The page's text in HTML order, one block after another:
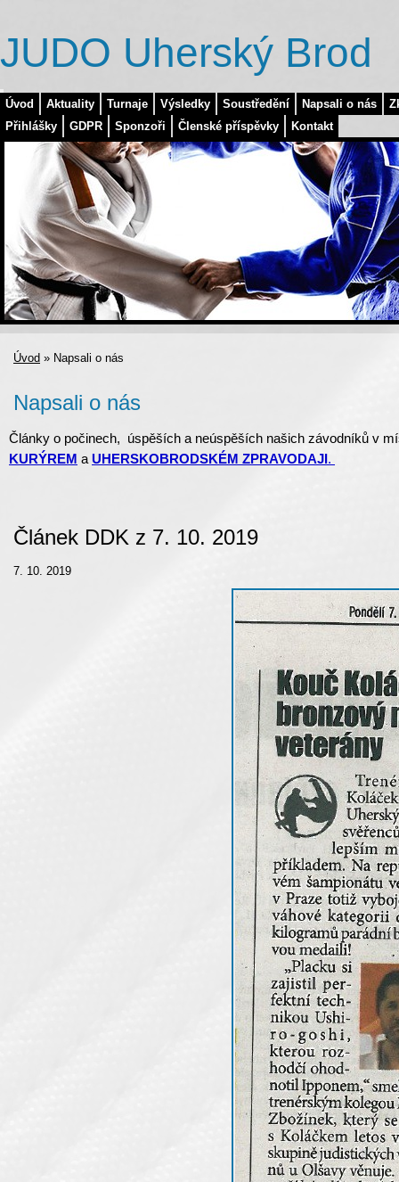
Úvod Aktuality Turnaje Výsledky Soustředění Napsali o nás
Přihlášky
GDPR Sponzoři Členské příspěvky Kontakt
JUDO Uherský Brod
Úvod » Napsali o nás
Napsali o nás
Články o počinech, úspěších a neúspěších našich závodníků v
KURÝREM a UHERSKOBRODSKÉM ZPRAVODAJI.
Článek DDK z 7. 10. 2019
7. 10. 2019